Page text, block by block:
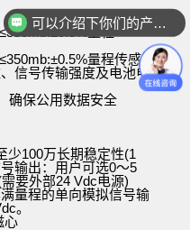
量程
量程传感
信号传输强度及电池电
确保公用数据安全
少100万长期稳定性(1
输出：用户可选0～5
要外部24 Vdc电源)
量程的单向模拟信号输
。
心
你们是怎么收费的呢